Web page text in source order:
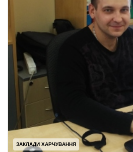
ЗАКЛАДИ ХАРЧУВАННЯ